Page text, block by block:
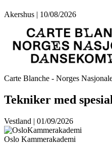
Akershus | 10/08/2026
Carte Blanche - Norges
Tekniker med
Vestland | 01/09/2026
Oslo Kammerakademi